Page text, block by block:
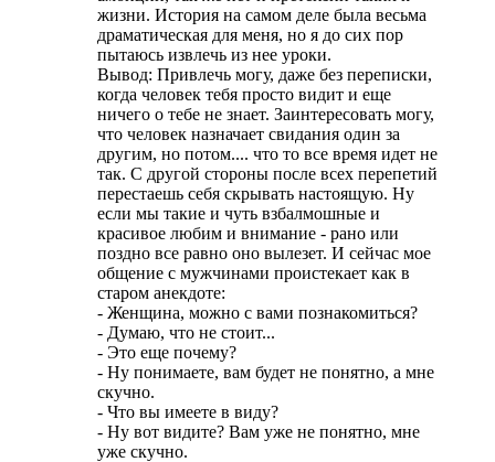
жизни. История на самом деле была весьма
драматическая для меня, но я до сих пор
пытаюсь извлечь из нее уроки.
Вывод: Привлечь могу, даже без переписки,
когда человек тебя просто видит и еще
ничего о тебе не знает. Заинтересовать могу,
что человек назначает свидания один за
другим, но потом.... что то все время идет не
так. С другой стороны после всех перепетий
перестаешь себя скрывать настоящую. Ну
если мы такие и чуть взбалмошные и
красивое любим и внимание - рано или
поздно все равно оно вылезет. И сейчас мое
общение с мужчинами проистекает как в
старом анекдоте:
- Женщина, можно с вами познакомиться?
- Думаю, что не стоит...
- Это еще почему?
- Ну понимаете, вам будет не понятно, а мне
скучно.
- Что вы имеете в виду?
- Ну вот видите? Вам уже не понятно, мне
уже скучно.